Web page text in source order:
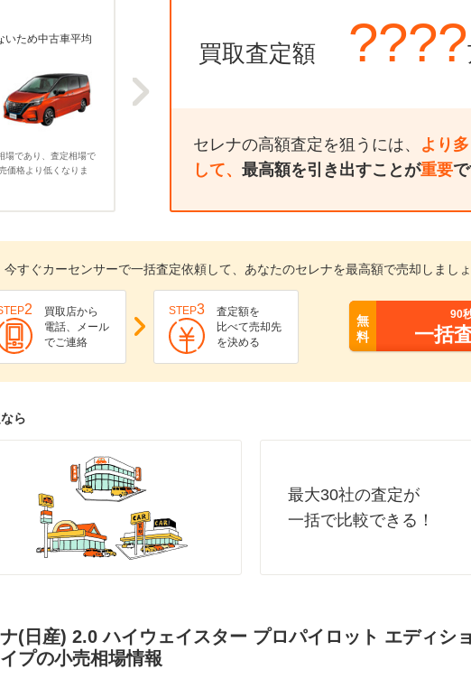
いため中古車平均
場であり、査定相場で
価格より低くなりま
買取査定額 ????
セレナの高額査定を狙うには、 より
して、 最高額を引き出すことが重要で
今すぐカーセンサーで一括査定依頼して、あなたのセレナを最高額で売却しましょ
2
買取店から
電話、メール
でご連絡
STEP3
査定額を
比べて売却先
を決める
無
料
90
一括
ら
最大30社の査定が
一括で比較できる！
(日産) 2.0 ハイウェイスター プロパイロット エディシ
プの小売相場情報